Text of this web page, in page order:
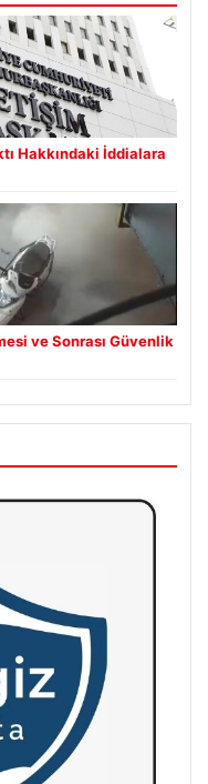
Hakkındaki İddialara
ve Sonrası Güvenlik